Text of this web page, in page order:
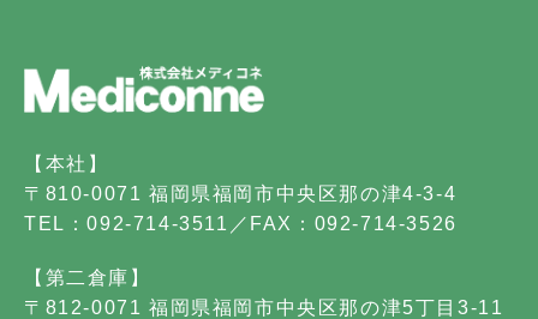
【本社】
〒810-0071 福岡県福岡市中央区那の津4-3-4
TEL：092-714-3511／FAX：092-714-3526
【第二倉庫】
〒812-0071 福岡県福岡市中央区那の津5丁目3-11